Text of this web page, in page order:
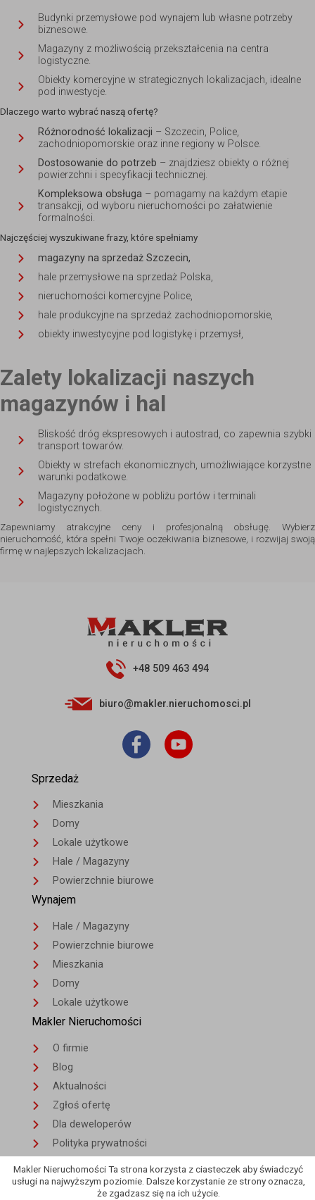
Budynki przemysłowe pod wynajem lub własne potrzeby
biznesowe.
Magazyny z możliwością przekształcenia na centra
logistyczne.
Obiekty komercyjne w strategicznych lokalizacjach, idealne
pod inwestycje.
Dlaczego warto wybrać naszą ofertę?
Różnorodność lokalizacji – Szczecin, Police,
zachodniopomorskie oraz inne regiony w Polsce.
Dostosowanie do potrzeb – znajdziesz obiekty o różnej
powierzchni i specyfikacji technicznej.
Kompleksowa obsługa – pomagamy na każdym etapie
transakcji, od wyboru nieruchomości po załatwienie
formalności.
Najczęściej wyszukiwane frazy, które spełniamy
magazyny na sprzedaż Szczecin,
hale przemysłowe na sprzedaż Polska,
nieruchomości komercyjne Police,
hale produkcyjne na sprzedaż zachodniopomorskie,
obiekty inwestycyjne pod logistykę i przemysł,
Zalety lokalizacji naszych
magazynów i hal
Bliskość dróg ekspresowych i autostrad, co zapewnia szybki
transport towarów.
Obiekty w strefach ekonomicznych, umożliwiające korzystne
warunki podatkowe.
Magazyny położone w pobliżu portów i terminali
logistycznych.
Zapewniamy atrakcyjne ceny i profesjonalną obsługę. Wybierz
nieruchomość, która spełni Twoje oczekiwania biznesowe, i rozwijaj swoją
firmę w najlepszych lokalizacjach.
+48 509 463 494
biuro@makler.nieruchomosci.pl
Sprzedaż
Mieszkania
Domy
Lokale użytkowe
Hale / Magazyny
Powierzchnie biurowe
Wynajem
Hale / Magazyny
Powierzchnie biurowe
Mieszkania
Domy
Lokale użytkowe
Makler Nieruchomości
O firmie
Blog
Aktualności
Zgłoś ofertę
Dla deweloperów
Polityka prywatności
Makler Nieruchomości Ta strona korzysta z ciasteczek aby świadczyć
usługi na najwyższym poziomie. Dalsze korzystanie ze strony oznacza,
że zgadzasz się na ich użycie.